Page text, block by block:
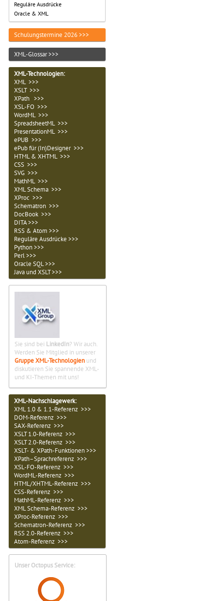
Reguläre Ausdrücke
Oracle & XML
Schulungstermine 2026 >>>
XML-Glossar >>>
XML-Technologien:
XML >>>
XSLT >>>
XPath >>>
XSL-FO >>>
WordML >>>
SpreadsheetML >>>
PresentationML >>>
ePUB >>>
ePub für (In)Designer >>>
HTML & XHTML >>>
CSS >>>
SVG >>>
MathML >>>
XML Schema >>>
XProc >>>
Schematron >>>
DocBook >>>
DITA >>>
RSS & Atom >>>
Reguläre Ausdrücke >>>
Python >>>
Perl >>>
Oracle SQL >>>
Java und XSLT >>>
Sie sind bei LinkedIn? Wir auch.
Werden Sie Mitglied in unserer
Gruppe XML-Technologien und
diskutieren Sie spannende XML-
und KI-Themen mit uns!
XML-Nachschlagewerk:
XML 1.0 & 1.1-Referenz >>>
DOM-Referenz >>>
SAX-Referenz >>>
XSLT 1.0-Referenz >>>
XSLT 2.0-Referenz >>>
XSLT- & XPath-Funktionen >>>
XPath–Sprachreferenz >>>
XSL-FO-Referenz >>>
WordML-Referenz >>>
HTML/XHTML-Referenz >>>
CSS-Referenz >>>
MathML-Referenz >>>
XML Schema-Referenz >>>
XProc-Referenz >>>
Schematron-Referenz >>>
RSS 2.0-Referenz >>>
Atom-Referenz >>>
Unser Octopus Service: